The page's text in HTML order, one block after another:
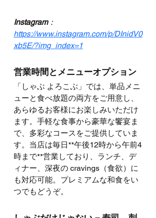
Instagram：
https://www.instagram.com/p/DInidV0
xb5E/?img_index=1
営業時間とメニューオプション
「しゃぶ よろこぶ」では、単品メニ
ューと食べ放題の両方をご用意し、
あらゆるお客様にお楽しみいただけ
ます。手軽な食事から豪華な饗宴ま
で、多彩なコースをご提供していま
す。当店は毎日**午後12時から午前4
時まで**営業しており、ランチ、デ
ィナー、深夜の cravings（食欲）に
も対応可能。プレミアムな和食をい
つでもどうぞ。